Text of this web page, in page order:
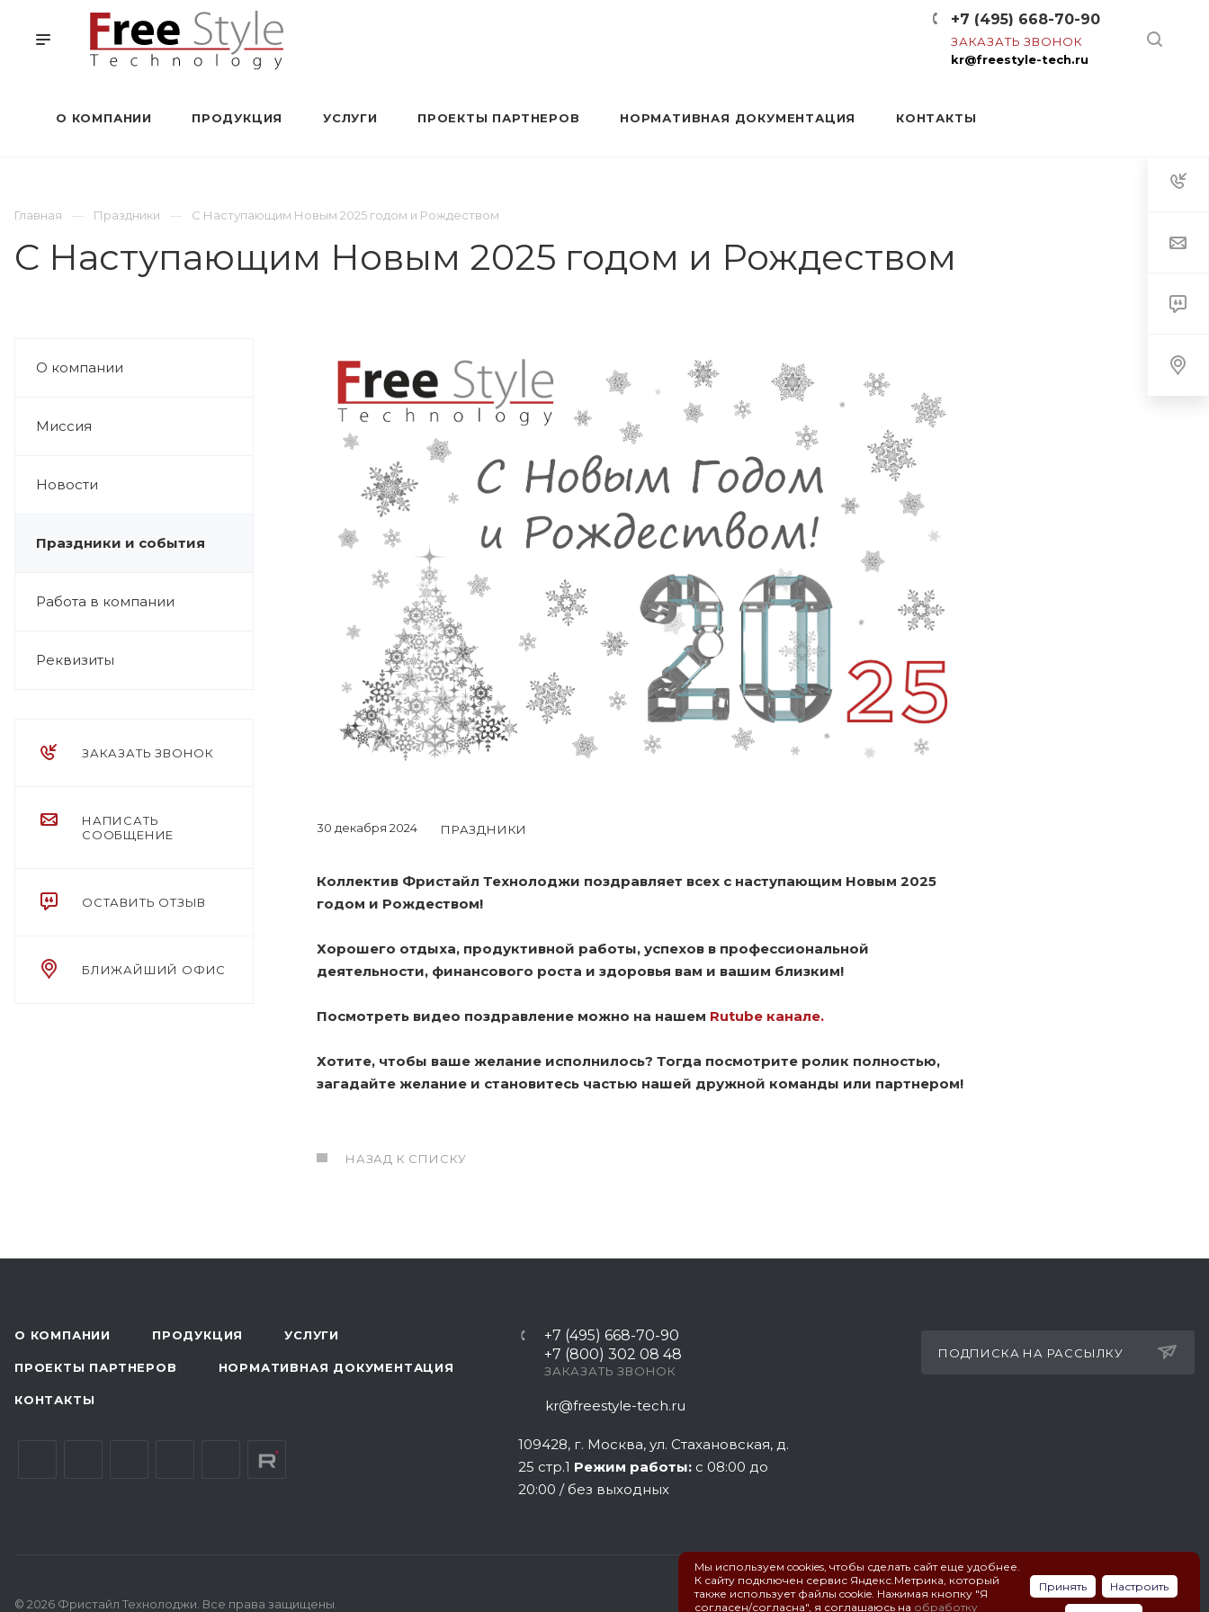
+7 (495) 668-70-90
ЗАКАЗАТЬ ЗВОНОК
kr@freestyle-tech.ru
О КОМПАНИИ ПРОДУКЦИЯ УСЛУГИ ПРОЕКТЫ ПАРТНЕРОВ НОРМАТИВНАЯ ДОКУМЕНТАЦИЯ КОНТАКТЫ
Главная Праздники С Наступающим Новым 2025 годом и Рождеством
С Наступающим Новым 2025 годом и Рождеством
О компании
Миссия
Новости
Праздники и события
Работа в компании
Реквизиты
ЗАКАЗАТЬ ЗВОНОК
НАПИСАТЬ
СООБЩЕНИЕ
ОСТАВИТЬ ОТЗЫВ
БЛИЖАЙШИЙ ОФИС
30 декабря 2024 ПРАЗДНИКИ
Коллектив Фристайл Технолоджи поздравляет всех с наступающим Новым 2025
годом и Рождеством!
Хорошего отдыха, продуктивной работы, успехов в профессиональной
деятельности, финансового роста и здоровья вам и вашим близким!
Посмотреть видео поздравление можно на нашем Rutube канале.
Хотите, чтобы ваше желание исполнилось? Тогда посмотрите ролик полностью,
загадайте желание и становитесь частью нашей дружной команды или партнером!
НАЗАД К СПИСКУ
О КОМПАНИИ ПРОДУКЦИЯ УСЛУГИ
ПРОЕКТЫ ПАРТНЕРОВ НОРМАТИВНАЯ ДОКУМЕНТАЦИЯ
КОНТАКТЫ
+7 (495) 668-70-90
+7 (800) 302 08 48
ЗАКАЗАТЬ ЗВОНОК
kr@freestyle-tech.ru
109428, г. Москва, ул. Стахановская, д.
25 стр.1 Режим работы: с 08:00 до
20:00 / без выходных
ПОДПИСКА НА РАССЫЛКУ
ПОЛИТИКА КОНФИДЕНЦИАЛЬНОСТИ
© 2026 Фристайл Технолоджи. Все права защищены.
Мы используем cookies, чтобы сделать сайт еще удобнее.
К сайту подключен сервис Яндекс.Метрика, который
также использует файлы cookie. Нажимая кнопку "Я
согласен/согласна", я соглашаюсь на обработку
Принять Настроить